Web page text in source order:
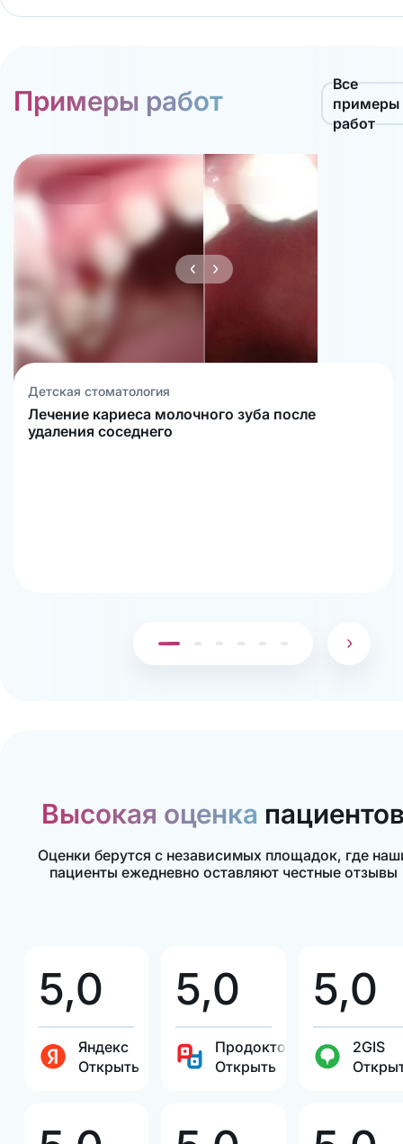
Примеры работ
Все
примеры
работ
Детская стоматология
Лечение кариеса молочного зуба после
удаления соседнего
Высокая оценка
Оценки берутся с независимых площадок, где
пациенты ежедневно оставляют честные отзывы
5,0
Яндекс
Открыть
5,0
Продокторов
Открыть
5,0
2GIS